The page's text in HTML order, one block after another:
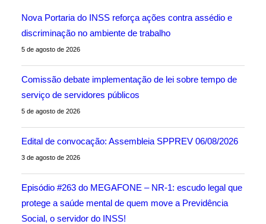
Nova Portaria do INSS reforça ações contra assédio e
discriminação no ambiente de trabalho
5 de agosto de 2026
Comissão debate implementação de lei sobre tempo de
serviço de servidores públicos
5 de agosto de 2026
Edital de convocação: Assembleia SPPREV 06/08/2026
3 de agosto de 2026
Episódio #263 do MEGAFONE – NR-1: escudo legal que
protege a saúde mental de quem move a Previdência
Social, o servidor do INSS!